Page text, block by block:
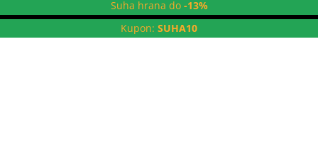
Suha hrana do -13%
Kupon: SUHA10